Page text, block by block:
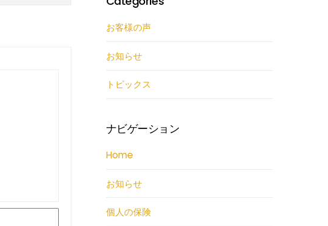
お客様の声
お知らせ
トピックス
ナビゲーション
Home
お知らせ
個人の保険